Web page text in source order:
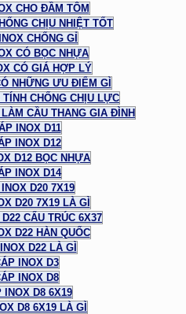
CHO ĐẦM TÔM
CHỊU NHIỆT TỐT
CHỐNG GỈ
CÓ BỌC NHỰA
CÓ GIÁ HỢP LÝ
NHỮNG ƯU ĐIỂM GÌ
CHỐNG CHỊU LỰC
CẦU THANG GIA ĐÌNH
INOX D11
INOX D12
D12 BỌC NHỰA
INOX D14
D20 7X19
D20 7X19 LÀ GÌ
CẤU TRÚC 6X37
D22 HÀN QUỐC
D22 LÀ GÌ
INOX D3
INOX D8
INOX D8 6X19
D8 6X19 LÀ GÌ